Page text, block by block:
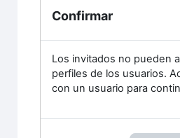
Confirmar
Los invitados no pueden
perfiles de los usuarios.
con un usuario para